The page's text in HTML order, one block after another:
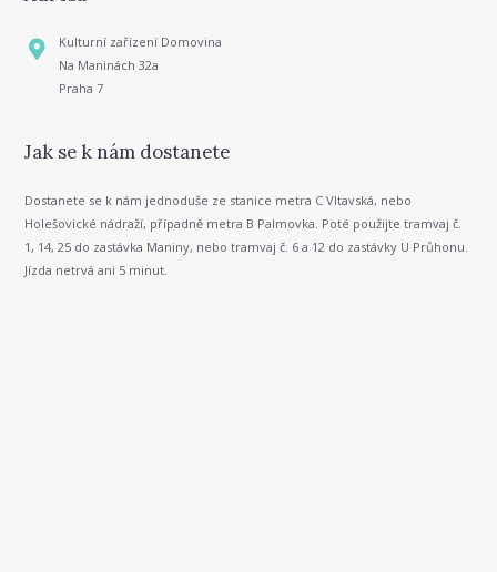
Kulturní zařízení Domovina
Na Maninách 32a
Praha 7
Jak se k nám dostanete
Dostanete se k nám jednoduše ze stanice metra C Vltavská, nebo
Holešovické nádraží, případně metra B Palmovka. Poté použijte tramvaj č.
1, 14, 25 do zastávka Maniny, nebo tramvaj č. 6 a 12 do zastávky U Průhonu.
Jízda netrvá ani 5 minut.